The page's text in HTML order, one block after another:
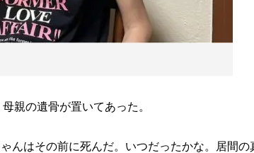
親の遺骨が置いてあった。
んはその前に死んだ。いつだったかな。居間の